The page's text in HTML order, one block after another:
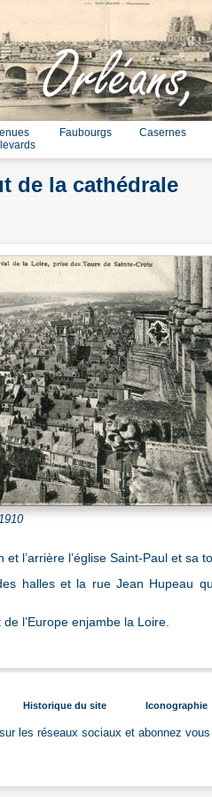
Faubourgs Casernes
de la cathédrale
1910
l’arrière l’église Saint-Paul et sa
halles et la rue Jean Hupeau
l’Europe enjambe la Loire.
Historique du site Iconographie
les réseaux sociaux et abonnez